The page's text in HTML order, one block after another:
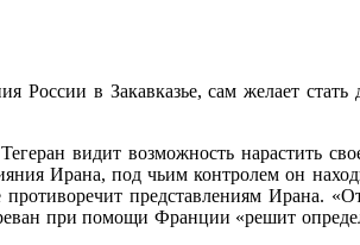
в Закавказье, сам желает стать
видит возможность нарастить
Ирана, под чьим контролем он
представлениям Ирана.
при помощи Франции «решит